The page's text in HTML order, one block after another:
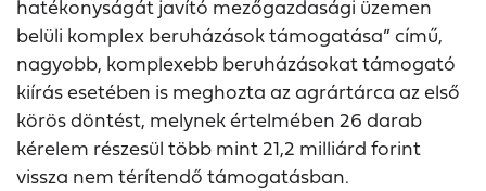
hatékonyságát javító mezőgazdasági üzemen
belüli komplex beruházások támogatása” című,
nagyobb, komplexebb beruházásokat támogató
kiírás esetében is meghozta az agrártárca az első
körös döntést, melynek értelmében 26 darab
kérelem részesül több mint 21,2 milliárd forint
vissza nem térítendő támogatásban.